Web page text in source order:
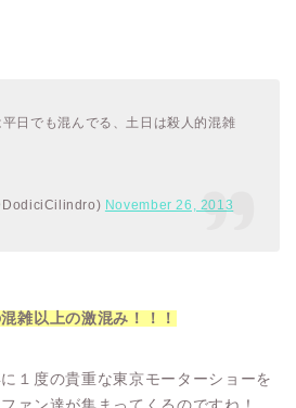
日でも混んでる、土日は殺人的混雑
November 26, 2013
雑以上の激混み！！！
１度の貴重な東京モーターショーを